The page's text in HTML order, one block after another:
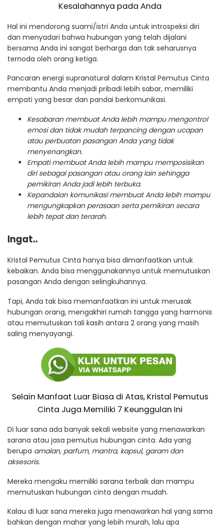
Kesalahannya pada Anda
Hal ini mendorong suami/istri Anda untuk introspeksi diri
dan menyadari bahwa hubungan yang telah dijalani
bersama Anda ini sangat berharga dan tak seharusnya
ternoda oleh orang ketiga.
Pancaran energi supranatural dalam Kristal Pemutus Cinta
membantu Anda menjadi pribadi lebih sabar, memiliki
empati yang besar dan pandai berkomunikasi.
Kesabaran membuat Anda lebih mampu mengontrol
emosi dan tidak mudah terpancing dengan ucapan
atau perbuatan pasangan Anda yang tidak
menyenangkan.
Empati membuat Anda lebih mampu memposisikan
diri sebagai pasangan atau orang lain sehingga
pemikiran Anda jadi lebih terbuka.
Kepandaian komunikasi membuat Anda lebih mampu
mengungkapkan perasaan serta pemikiran secara
lebih tepat dan terarah.
Ingat..
Kristal Pemutus Cinta hanya bisa dimanfaatkan untuk
kebaikan. Anda bisa menggunakannya untuk memutuskan
pasangan Anda dengan selingkuhannya.
Tapi, Anda tak bisa memanfaatkan ini untuk merusak
hubungan orang, mengakhiri rumah tangga yang harmonis
atau memutuskan tali kasih antara 2 orang yang masih
saling menyayangi.
Selain Manfaat Luar Biasa di Atas, Kristal Pemutus
Cinta Juga Memiliki 7 Keunggulan Ini
Di luar sana ada banyak sekali website yang menawarkan
sarana atau jasa pemutus hubungan cinta. Ada yang
berupa amalan, parfum, mantra, kapsul, garam dan
aksesoris.
Mereka mengaku memiliki sarana terbaik dan mampu
memutuskan hubungan cinta dengan mudah.
Kalau di luar sana mereka juga menawarkan hal yang sama
bahkan dengan mahar yang lebih murah, lalu apa